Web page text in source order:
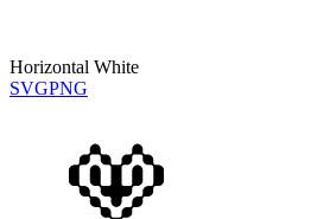
Horizontal White
SVGPNG